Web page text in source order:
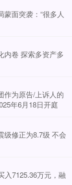
面突袭：“很多人
内卷 探索多资产多
作为原告/上诉人的
年6月18日开庭
级修正为8.7级 不会
入7125.36万元，融